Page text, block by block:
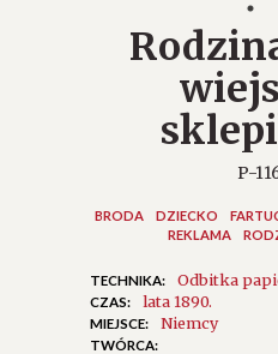
P-
BRODA DZIECKO
REKLAMA
TECHNIKA: Odbitka
CZAS: lata 1890.
MIEJSCE: Niemcy
TWÓRCA: